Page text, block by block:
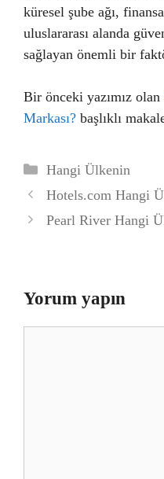
küresel şube ağı,
uluslararası alanda
sağlayan önemli bir
Bir önceki yazımız olan
Markası? başlıklı
Kategoriler
Hangi Ülkenin
Hotels.com Hangi
Pearl River Hangi
Yorum yapın